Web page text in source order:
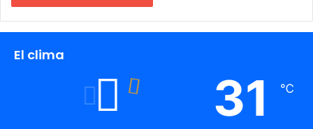
El clima
31 ℃